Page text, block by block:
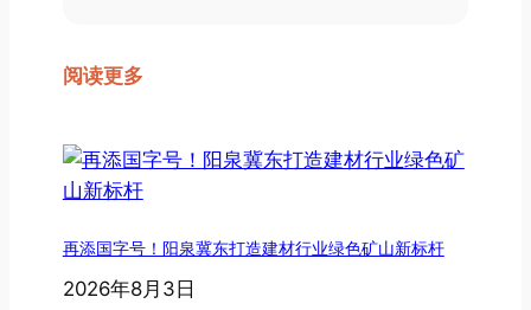
阅读更多
再添国字号！阳泉冀东打造建材行业绿色矿山新标杆
2026年8月3日